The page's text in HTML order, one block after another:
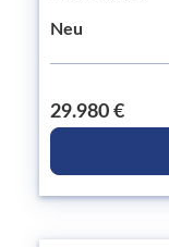
Neu
29.980 €